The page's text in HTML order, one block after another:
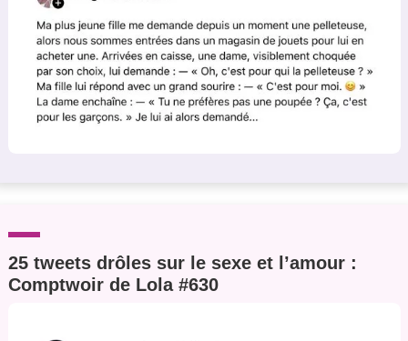
25 tweets drôles sur le sexe et l’amour :
Comptwoir de Lola #630